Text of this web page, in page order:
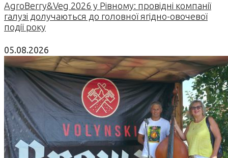
AgroBerry&Veg 2026 у Рівному: провідні компанії
галузі долучаються до головної ягідно-овочевої
події року
05.08.2026